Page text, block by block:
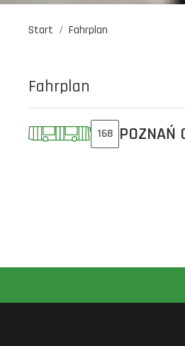
Start Fahrplan
Fahrplan
168 POZNAŃ